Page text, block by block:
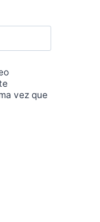
vez que